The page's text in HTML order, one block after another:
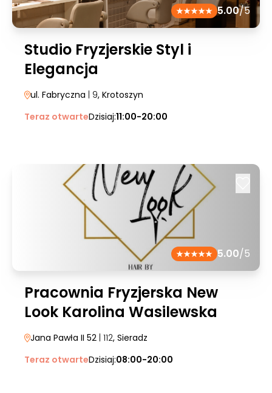
5.00/5
Studio Fryzjerskie Styl i
Elegancja
ul. Fabryczna | 9, Krotoszyn
Teraz otwarteDzisiaj:11:00-20:00
5.00/5
Pracownia Fryzjerska New
Look Karolina Wasilewska
Jana Pawła II 52 | 112, Sieradz
Teraz otwarteDzisiaj:08:00-20:00